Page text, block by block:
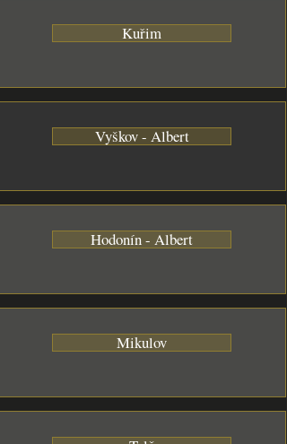
Kuřim
Vyškov - Albert
Hodonín - Albert
Mikulov